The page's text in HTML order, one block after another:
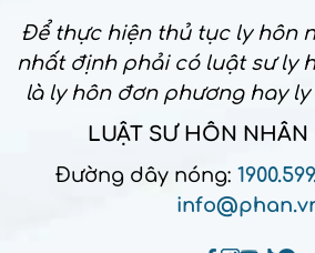
Để thực hiện thủ tục ly hôn
nhất định phải có luật sư ly
là ly hôn đơn phương hay
LUẬT SƯ HÔN NHÂN
Đường dây nóng: